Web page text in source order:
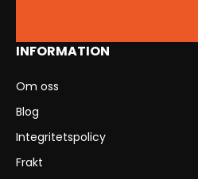
INFORMATION
Om oss
Blog
Integritetspolicy
Frakt